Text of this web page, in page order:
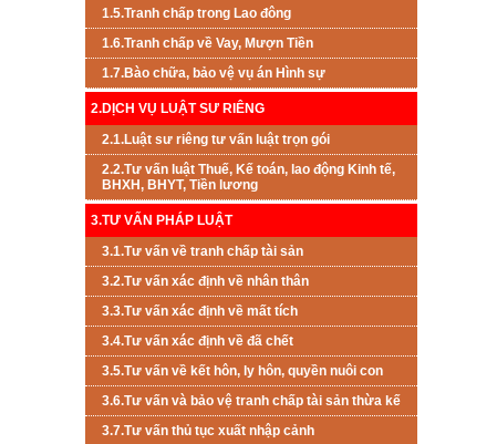
1.5.Tranh chấp trong Lao đông
1.6.Tranh chấp về Vay, Mượn Tiền
1.7.Bào chữa, bảo vệ vụ án Hình sự
2.DỊCH VỤ LUẬT SƯ RIÊNG
2.1.Luật sư riêng tư vấn luật trọn gói
2.2.Tư vấn luật Thuế, Kế toán, lao động Kinh tế,
BHXH, BHYT, Tiền lương
3.TƯ VẤN PHÁP LUẬT
3.1.Tư vấn về tranh chấp tài sản
3.2.Tư vấn xác định về nhân thân
3.3.Tư vấn xác định về mất tích
3.4.Tư vấn xác định về đã chết
3.5.Tư vấn về kết hôn, ly hôn, quyền nuôi con
3.6.Tư vấn và bảo vệ tranh chấp tài sản thừa kế
3.7.Tư vấn thủ tục xuất nhập cảnh